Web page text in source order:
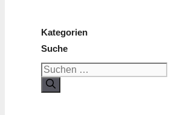
Kategorien
Suche
Suchen
nach: